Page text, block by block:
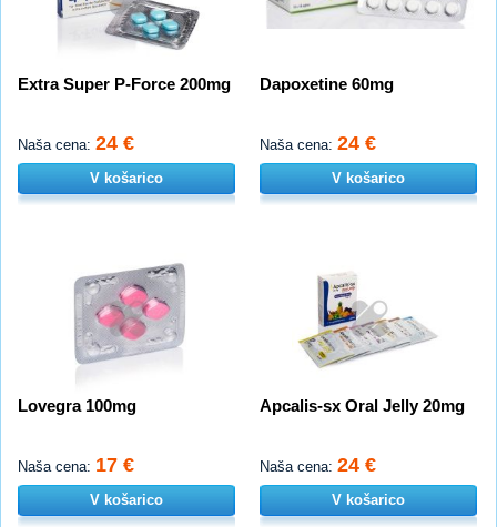
Extra Super P-Force 200mg
Naša cena: 24 €
V košarico
Dapoxetine 60mg
Naša cena: 24 €
V košarico
Lovegra 100mg
Naša cena: 17 €
V košarico
Apcalis-sx Oral Jelly 20mg
Naša cena: 24 €
V košarico